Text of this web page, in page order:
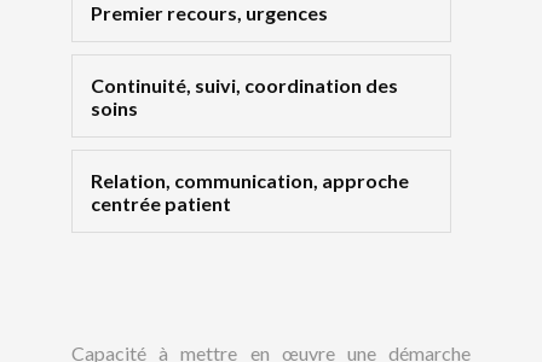
Premier recours, urgences
Continuité, suivi, coordination des
soins
Relation, communication, approche
centrée patient
Capacité à mettre en œuvre une démarche